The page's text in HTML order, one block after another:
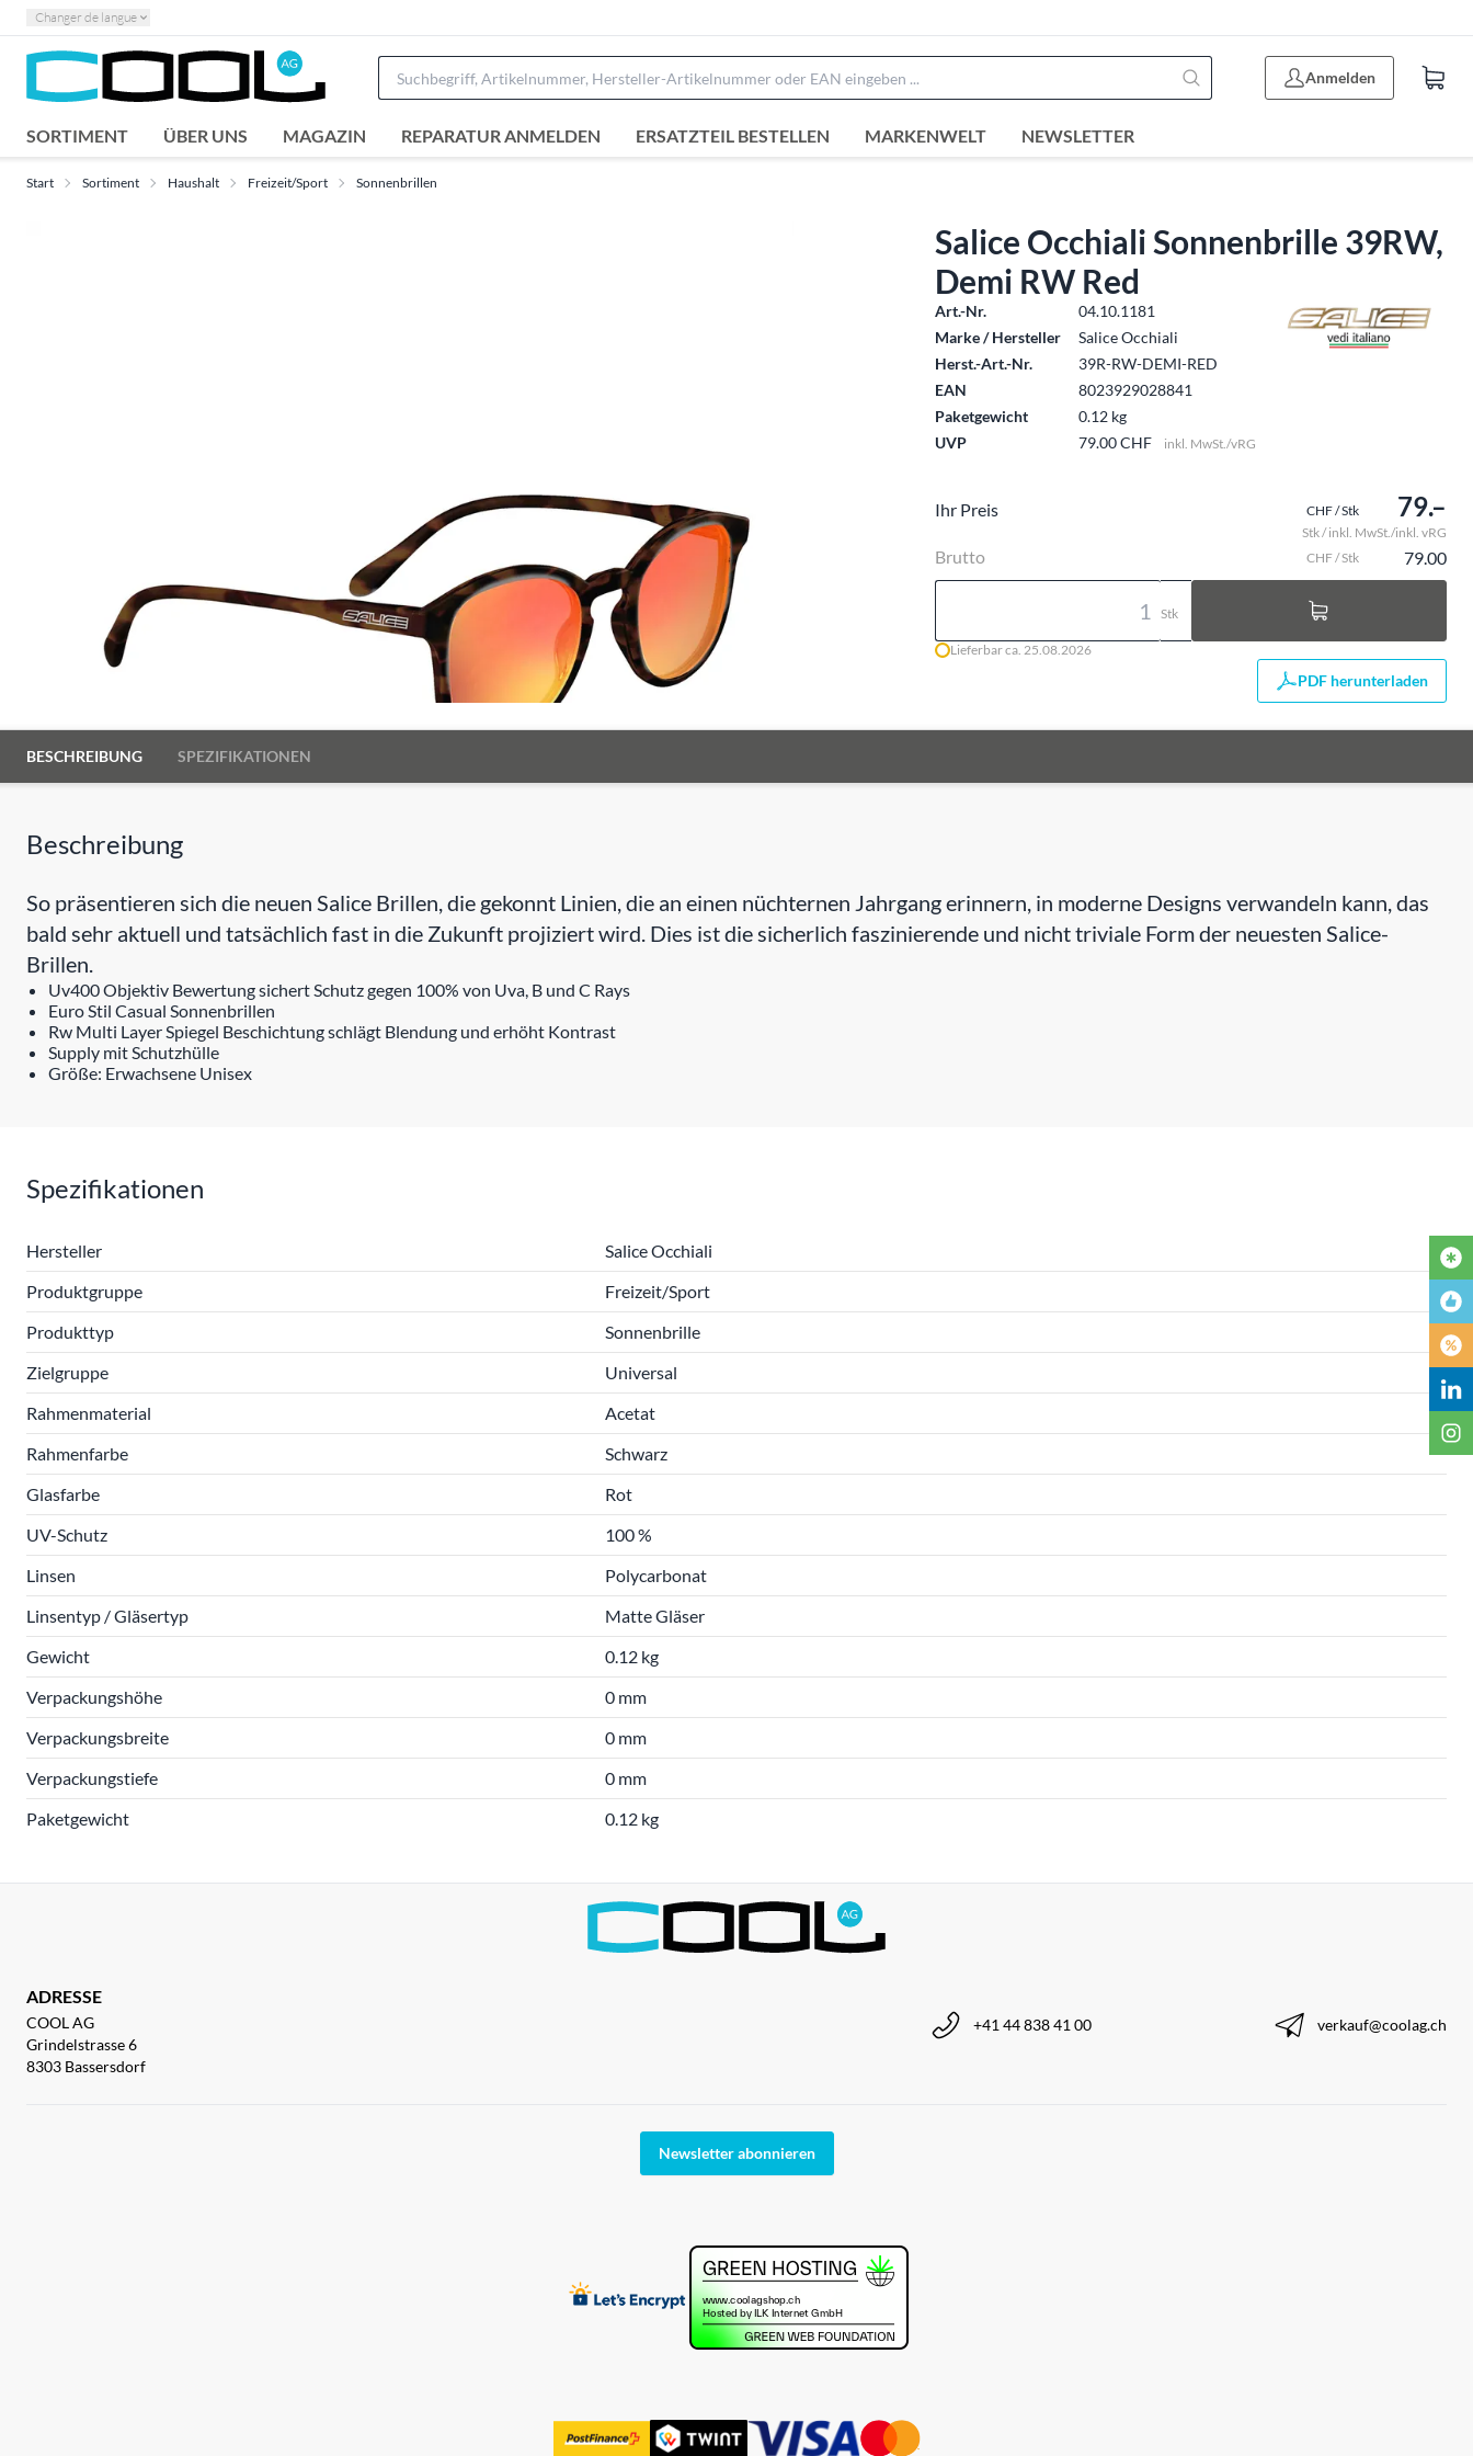
Changer de langue
Anmelden
SORTIMENT ÜBER UNS MAGAZIN REPARATUR ANMELDEN ERSATZTEIL BESTELLEN MARKENWELT NEWSLETTER
Start Sortiment Haushalt Freizeit/Sport Sonnenbrillen
Salice Occhiali Sonnenbrille 39RW,
Demi RW Red
Art.-Nr.
04.10.1181
Marke / Hersteller
Salice Occhiali
Herst.-Art.-Nr.
39R-RW-DEMI-RED
EAN
8023929028841
Paketgewicht
0.12 kg
UVP
79.00 CHF inkl. MwSt./vRG
Ihr Preis CHF / Stk 79.–
Stk / inkl. MwSt./inkl. vRG
Brutto CHF / Stk 79.00
Stk
Lieferbar ca. 25.08.2026
PDF herunterladen
BESCHREIBUNG SPEZIFIKATIONEN
Beschreibung
So präsentieren sich die neuen Salice Brillen, die gekonnt Linien, die an einen nüchternen Jahrgang erinnern, in moderne Designs verwandeln kann, das
bald sehr aktuell und tatsächlich fast in die Zukunft projiziert wird. Dies ist die sicherlich faszinierende und nicht triviale Form der neuesten Salice-
Brillen.
Uv400 Objektiv Bewertung sichert Schutz gegen 100% von Uva, B und C Rays
Euro Stil Casual Sonnenbrillen
Rw Multi Layer Spiegel Beschichtung schlägt Blendung und erhöht Kontrast
Supply mit Schutzhülle
Größe: Erwachsene Unisex
Spezifikationen
Hersteller
Salice Occhiali
Produktgruppe
Freizeit/Sport
Produkttyp
Sonnenbrille
Zielgruppe
Universal
Rahmenmaterial
Acetat
Rahmenfarbe
Schwarz
Glasfarbe
Rot
UV-Schutz
100 %
Linsen
Polycarbonat
Linsentyp / Gläsertyp
Matte Gläser
Gewicht
0.12 kg
Verpackungshöhe
0 mm
Verpackungsbreite
0 mm
Verpackungstiefe
0 mm
Paketgewicht
0.12 kg
ADRESSE
COOL AG
Grindelstrasse 6
8303 Bassersdorf
+41 44 838 41 00 verkauf@coolag.ch
Newsletter abonnieren